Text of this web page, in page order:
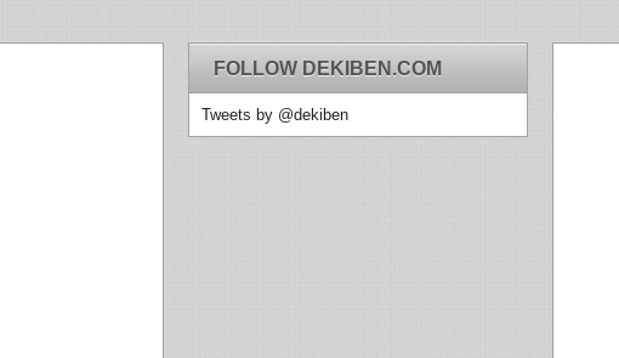
FOLLOW DEKIBEN.COM
Tweets by @dekiben